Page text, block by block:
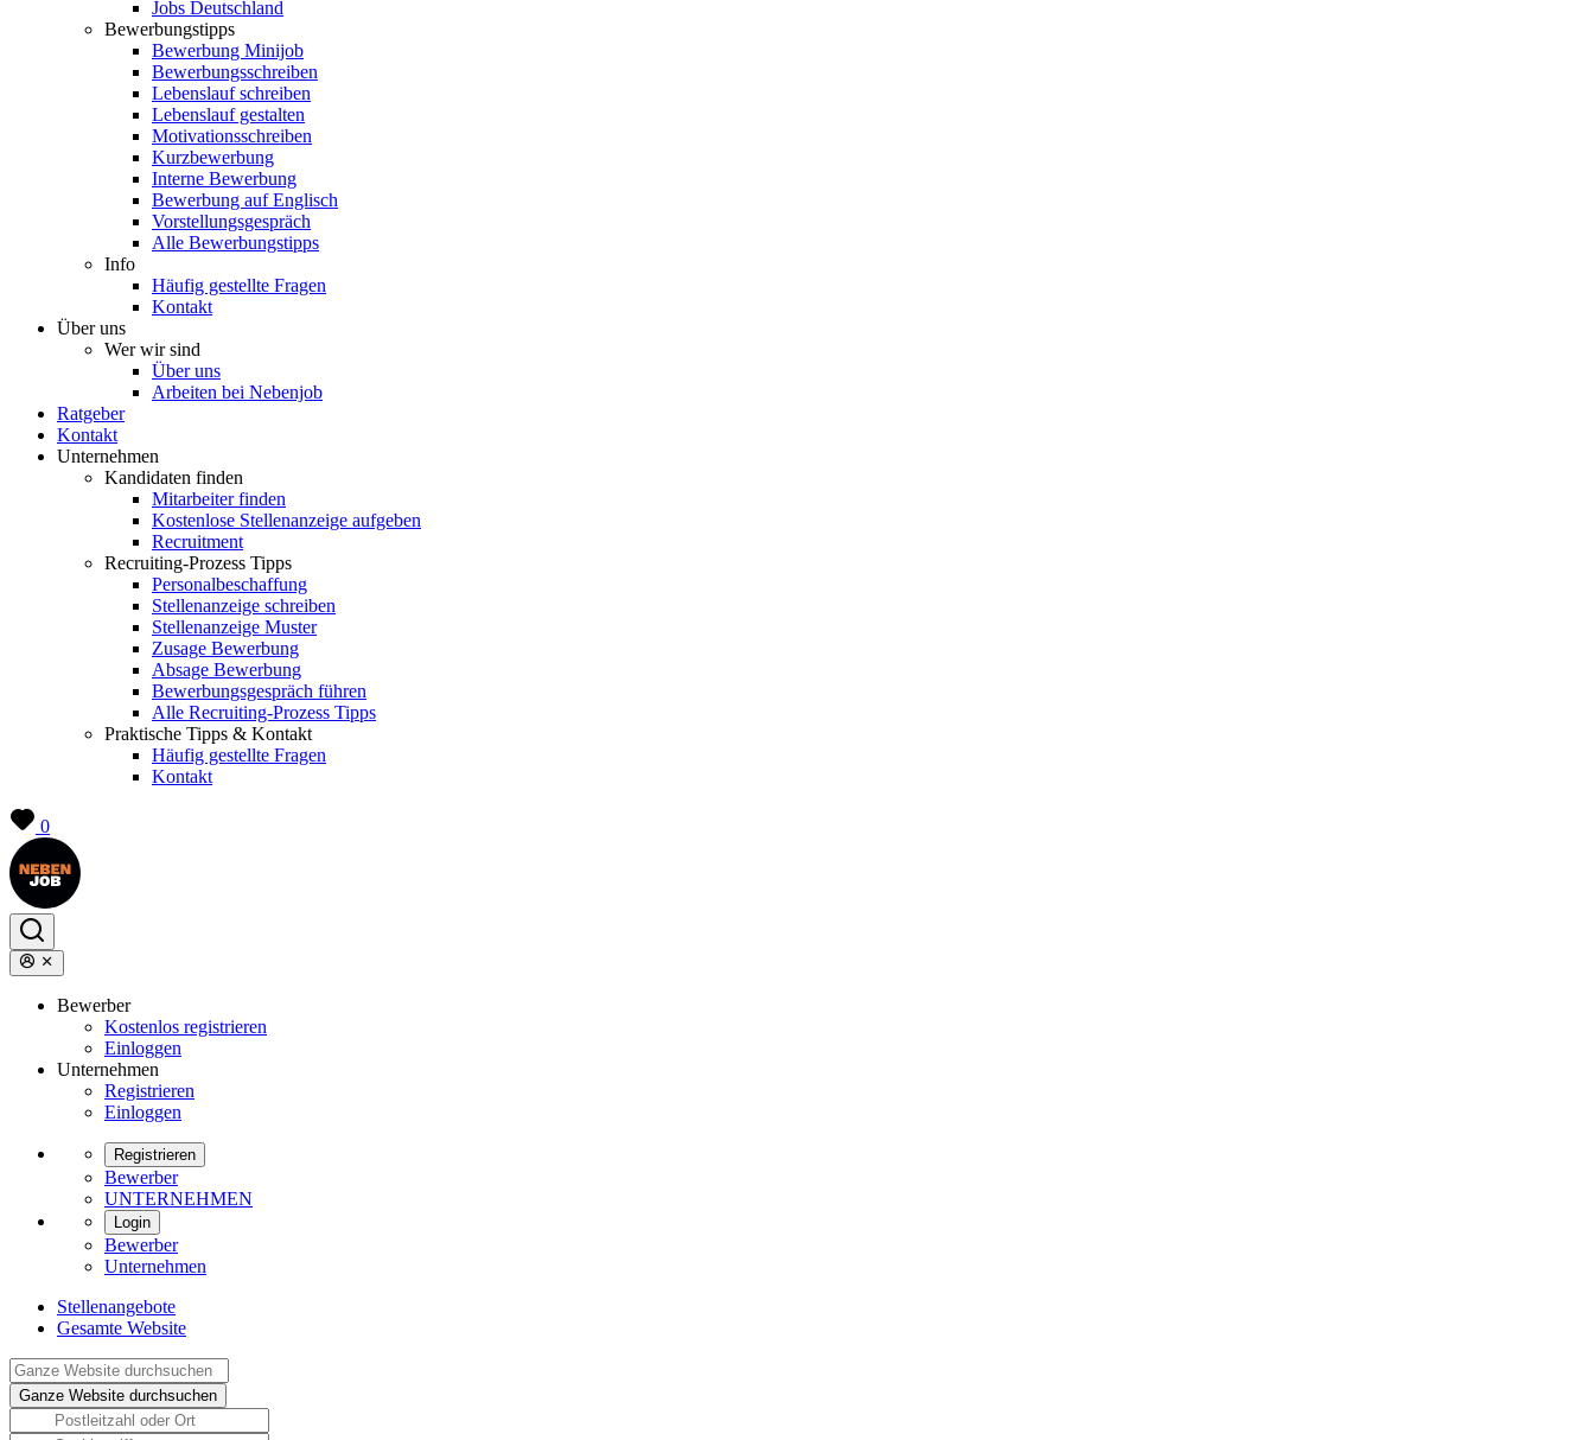
Jobs Deutschland
Bewerbungstipps
Bewerbung Minijob
Bewerbungsschreiben
Lebenslauf schreiben
Lebenslauf gestalten
Motivationsschreiben
Kurzbewerbung
Interne Bewerbung
Bewerbung auf Englisch
Vorstellungsgespräch
Alle Bewerbungstipps
Info
Häufig gestellte Fragen
Kontakt
Über uns
Wer wir sind
Über uns
Arbeiten bei Nebenjob
Ratgeber
Kontakt
Unternehmen
Kandidaten finden
Mitarbeiter finden
Kostenlose Stellenanzeige aufgeben
Recruitment
Recruiting-Prozess Tipps
Personalbeschaffung
Stellenanzeige schreiben
Stellenanzeige Muster
Zusage Bewerbung
Absage Bewerbung
Bewerbungsgespräch führen
Alle Recruiting-Prozess Tipps
Praktische Tipps & Kontakt
Häufig gestellte Fragen
Kontakt
0
Bewerber
Kostenlos registrieren
Einloggen
Unternehmen
Registrieren
Einloggen
Registrieren
Bewerber
UNTERNEHMEN
Login
Bewerber
Unternehmen
Stellenangebote
Gesamte Website